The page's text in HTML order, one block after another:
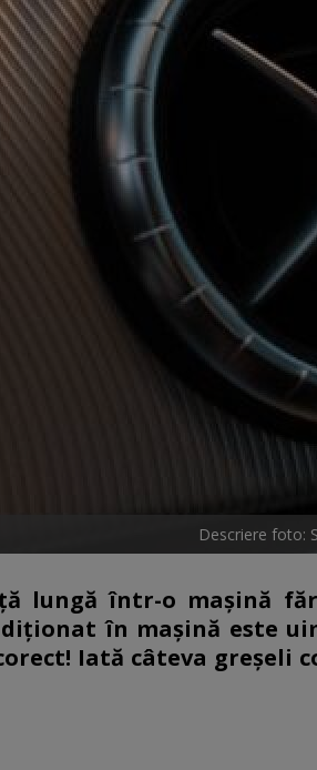
Descriere foto:
lungă într-o mașină
în mașină este
Iată câteva greșeli